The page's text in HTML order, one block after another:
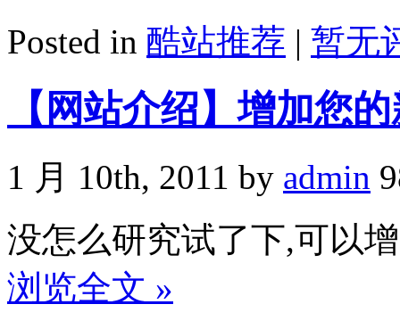
Posted in 酷站推荐 | 暂无
【网站介绍】增加您
1 月 10th, 2011 by admin
没怎么研究试了下,可以
浏览全文 »